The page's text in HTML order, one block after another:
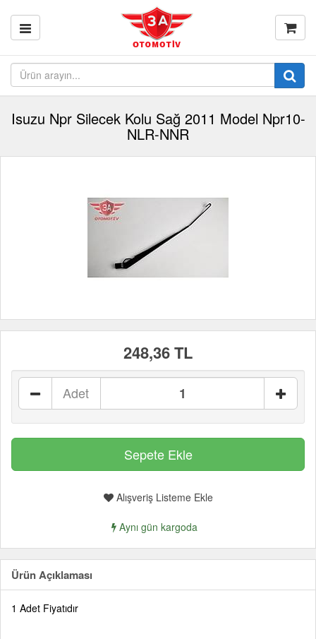
Isuzu Npr Silecek Kolu Sağ 2011 Model Npr10-
NLR-NNR
248,36 TL
Adet
Alışveriş Listeme Ekle
Aynı gün kargoda
Ürün Açıklaması
1 Adet Fiyatıdır